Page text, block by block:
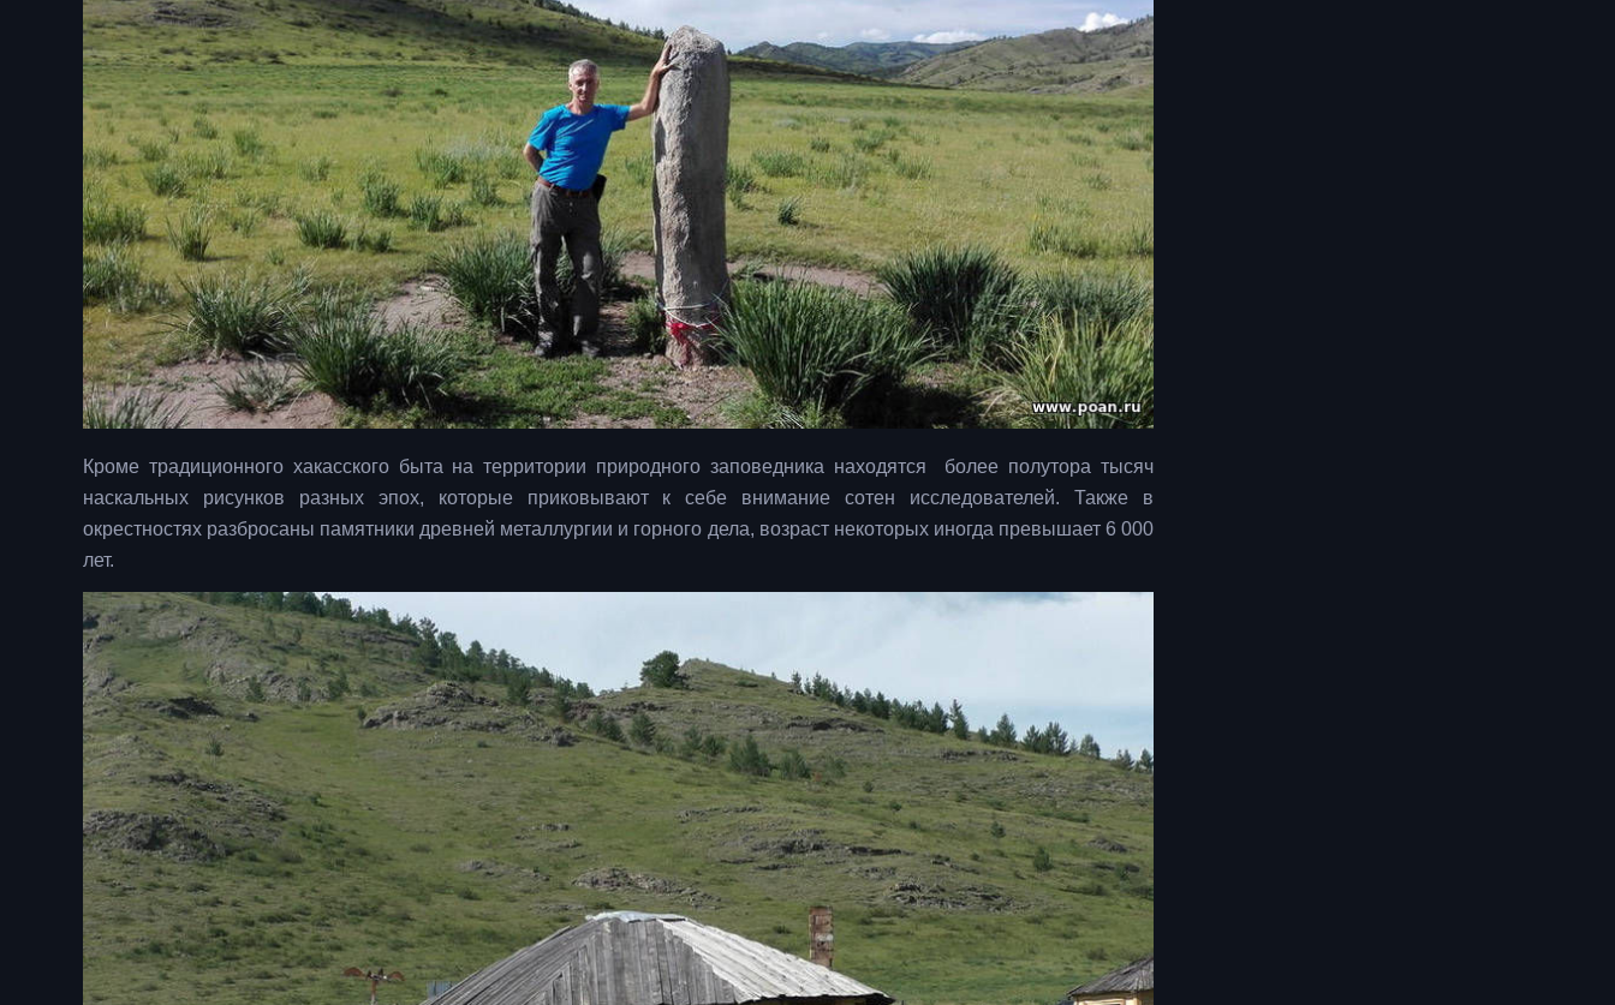
Кроме традиционного хакасского быта на территории природного заповедника находятся более полутора тысяч
наскальных рисунков разных эпох, которые приковывают к себе внимание сотен исследователей. Также в
окрестностях разбросаны памятники древней металлургии и горного дела, возраст некоторых иногда превышает 6 000
лет.